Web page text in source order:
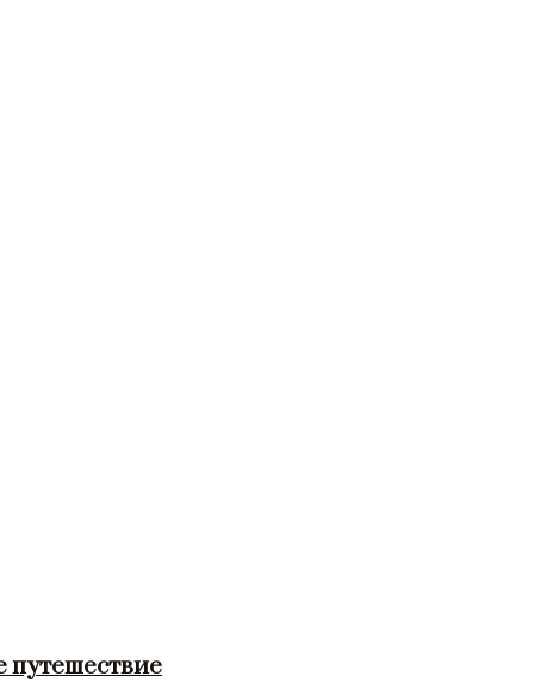
путешествие